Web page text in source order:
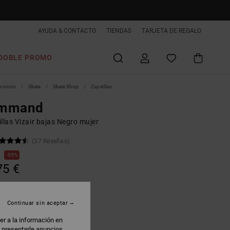
AYUDA & CONTACTO TIENDAS TARJETA DE REGALO
PROMO
inicio Skate Skate Shop Zapatillas
Vizair bajas Negro mujer
(37 Reseñas)
55%
€
black/pink
a la información en
Continuar sin aceptar